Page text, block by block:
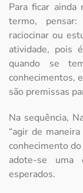
Para ficar
termo,
raciocinar ou
atividade, pois
quando se
conhecimentos,
são premissas
Na sequência,
“agir de
conhecimento
adote-se uma
esperados.